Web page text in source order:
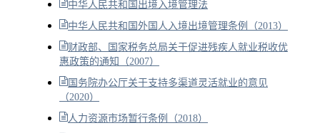
中华人民共和国出境入境管理法
中华人民共和国外国人入境出境管理条例（2013）
财政部、国家税务总局关于促进残疾人就业税收优
惠政策的通知（2007）
国务院办公厅关于支持多渠道灵活就业的意见
（2020）
人力资源市场暂行条例（2018）